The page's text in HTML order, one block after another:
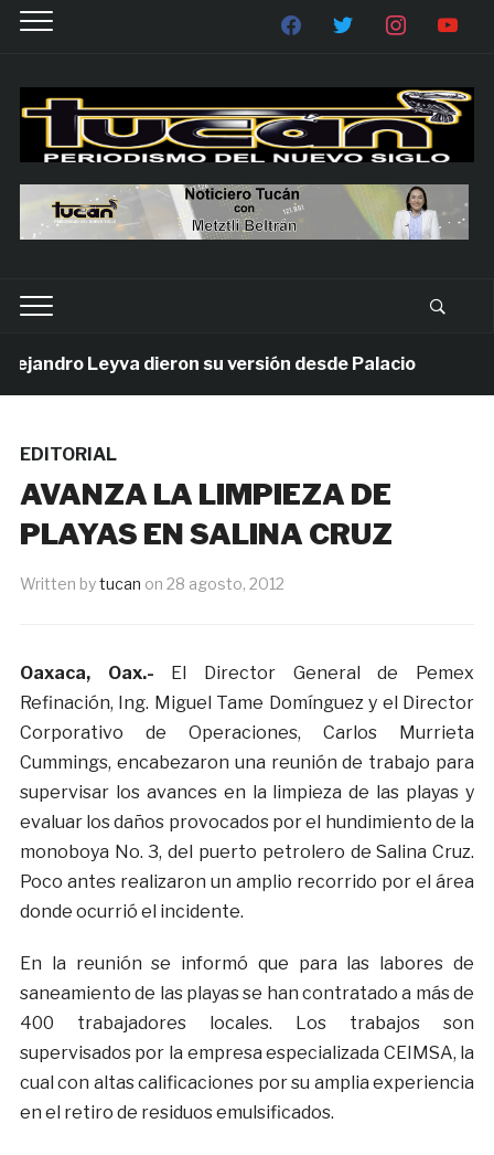
Leyva dieron su versión desde Palacio
EDITORIAL
AVANZA LA LIMPIEZA DE
PLAYAS EN SALINA CRUZ
Written bytucan on 28 agosto, 2012
Oaxaca, Oax.- El Director General de Pemex
Refinación, Ing. Miguel Tame Domínguez y el Director
Corporativo de Operaciones, Carlos Murrieta
Cummings, encabezaron una reunión de trabajo para
supervisar los avances en la limpieza de las playas y
evaluar los daños provocados por el hundimiento de la
monoboya No. 3, del puerto petrolero de Salina Cruz.
Poco antes realizaron un amplio recorrido por el área
donde ocurrió el incidente.
En la reunión se informó que para las labores de
saneamiento de las playas se han contratado a más de
400 trabajadores locales. Los trabajos son
supervisados por la empresa especializada CEIMSA, la
cual con altas calificaciones por su amplia experiencia
en el retiro de residuos emulsificados.